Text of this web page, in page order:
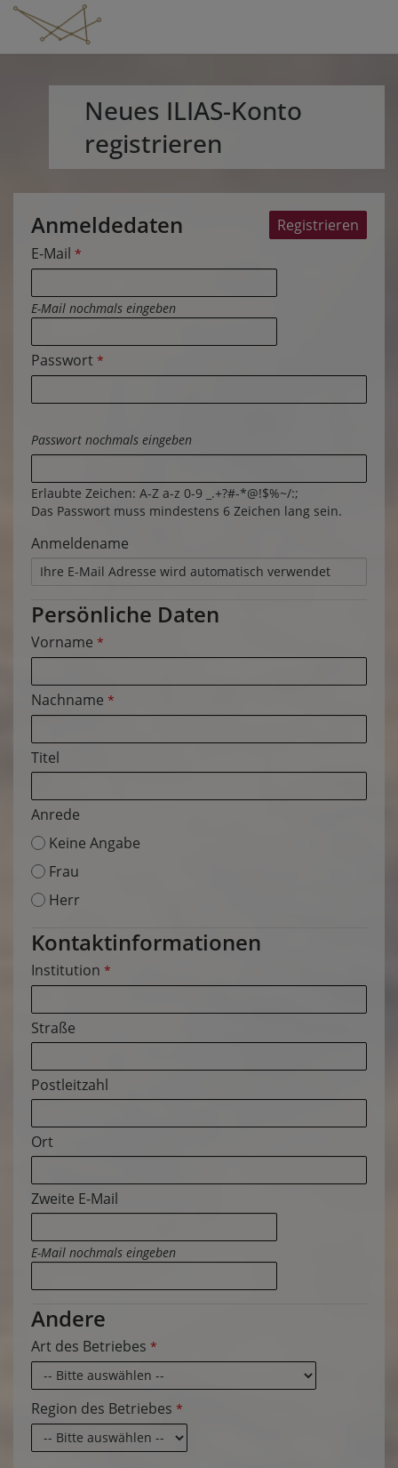
Neues ILIAS-Konto
registrieren
Anmeldedaten
E-Mail *
E-Mail nochmals eingeben
Passwort *
Passwort nochmals eingeben
Erlaubte Zeichen: A-Z a-z 0-9 _.+?#-*@!$%~/:;
Das Passwort muss mindestens 6 Zeichen lang sein.
Anmeldename
Persönliche Daten
Vorname *
Nachname *
Titel
Anrede
Keine Angabe
Frau
Herr
Kontaktinformationen
Institution *
Straße
Postleitzahl
Ort
Zweite E-Mail
E-Mail nochmals eingeben
Andere
Art des Betriebes *
Region des Betriebes *